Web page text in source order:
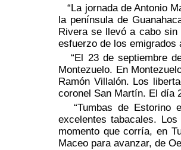
“La jornada de Antonio
la península de
Rivera se llevó a cabo sin
esfuerzo de los emigrados
“El 23 de septiembre
Montezuelo. En
Ramón Villalón. Los
coronel San Martín. El día
“Tumbas de Estorino
excelentes tabacales.
momento que corría, en
Maceo para avanzar, de